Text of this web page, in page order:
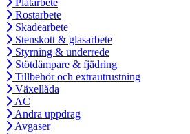
Plåtarbete
Rostarbete
Skadearbete
Stenskott & glasarbete
Styrning & underrede
Stötdämpare & fjädring
Tillbehör och extrautrustning
Växellåda
AC
Andra uppdrag
Avgaser